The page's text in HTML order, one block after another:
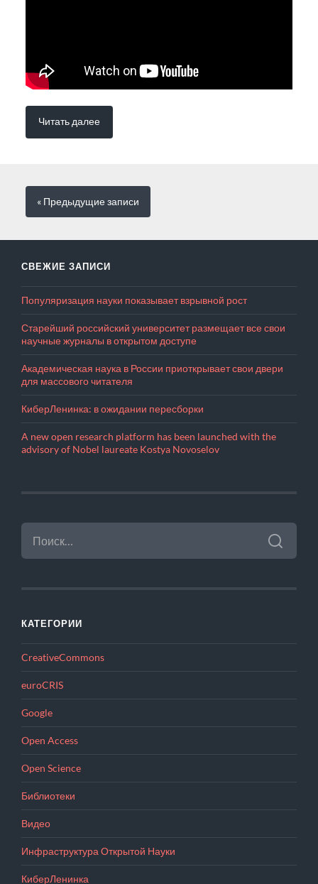
Читать далее
« Предыдущиезаписи
СВЕЖИЕ ЗАПИСИ
Популяризация науки показывает взрывной рост
Старейший российский университет размещает все свои
научные журналы в открытом доступе
Академическая наука в России приоткрывает свои двери
для массового читателя
КиберЛенинка: в ожидании пересборки
A new open research platform has been launched with the
advisory of Nobel laureate Kostya Novoselov
НАЙТИ:
КАТЕГОРИИ
CreativeCommons
euroCRIS
Google
Open Access
Open Science
Библиотеки
Видео
Инфраструктура Открытой Науки
КиберЛенинка